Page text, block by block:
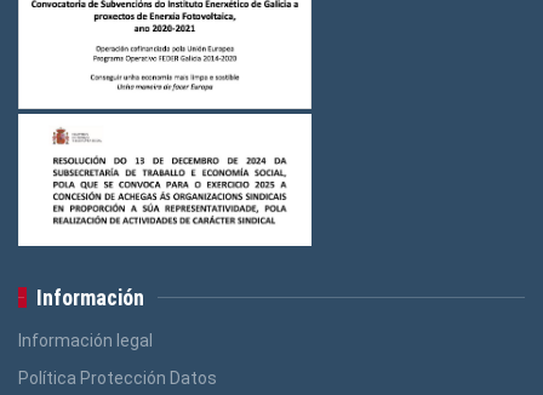
Información
Información legal
Política Protección Datos